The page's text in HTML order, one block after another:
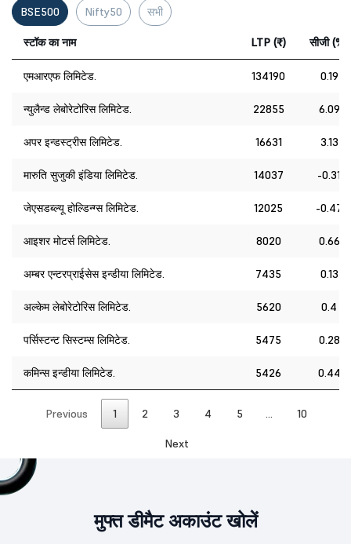
BSE500 Nifty50 सभी
स्टॉक का नाम LTP (₹) सीजी (%)
एमआरएफ लिमिटेड. 134190 0.19
न्युलैन्ड लेबोरेटोरिस लिमिटेड. 22855 6.09
अपर इन्डस्ट्रीस लिमिटेड. 16631 3.13
मारुति सुजुकी इंडिया लिमिटेड. 14037 -0.31
जेएसडब्ल्यू होल्डिन्ग्स लिमिटेड. 12025 -0.47
आइशर मोटर्स लिमिटेड. 8020 0.66
अम्बर एन्टरप्राईसेस इन्डीया लिमिटेड. 7435 0.13
अल्केम लेबोरेटोरिस लिमिटेड. 5620 0.4
पर्सिस्टन्ट सिस्टम्स लिमिटेड. 5475 0.28
कमिन्स इन्डीया लिमिटेड. 5426 0.44
Previous 1 2 3 4 5 10
Next
मुफ्त डीमैट अकाउंट खोलें